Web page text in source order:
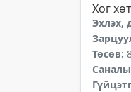
Хог
Эхлэх,
Төсөв: